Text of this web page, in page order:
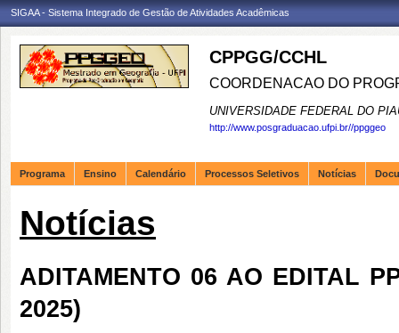
SIGAA - Sistema Integrado de Gestão de Atividades Acadêmicas
CPPGG/CCHL
COORDENACAO DO
UNIVERSIDADE FEDERAL DO
http://www.posgraduacao.ufpi.br//ppggeo
Programa Ensino Calendário Processos Seletivos Notícias
Notícias
ADITAMENTO 06 AO EDITAL
2025)